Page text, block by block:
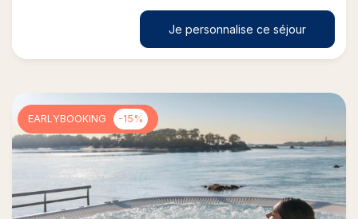
Je personnalise ce séjour
EARLYBOOKING -15%